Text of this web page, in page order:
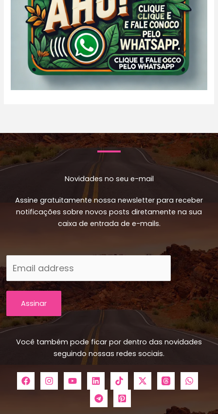
Novidades no seu e-mail
Assine gratuitamente nossa newsletter para receber
notificações sobre novos posts diretamente na sua
caixa de entrada de e-mails.
Assinar
Você também pode ficar por dentro das novidades
seguindo nossas redes sociais.